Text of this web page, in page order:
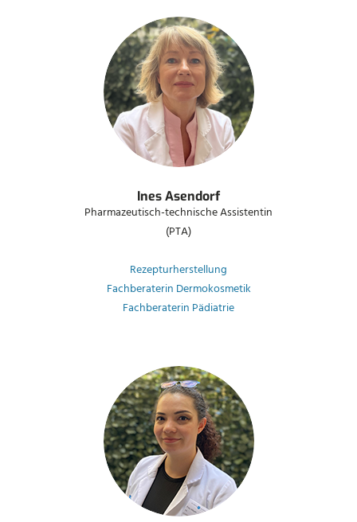
Ines Asendorf
Pharmazeutisch-technische Assistentin
(PTA)
Rezepturherstellung
Fachberaterin Dermokosmetik
Fachberaterin Pädiatrie